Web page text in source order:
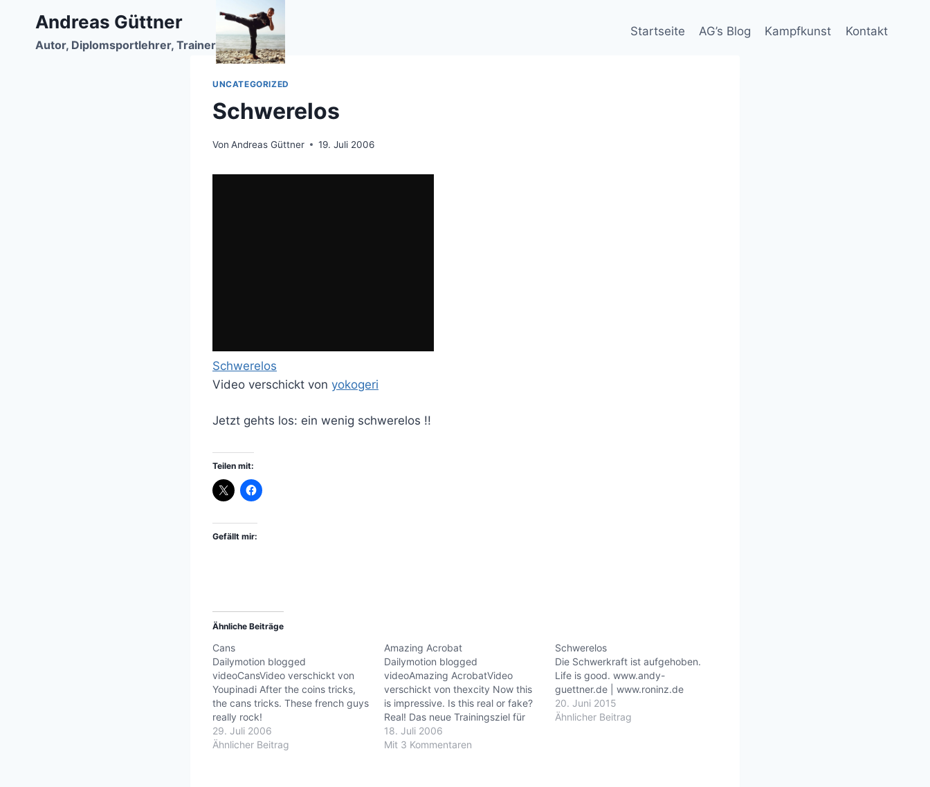
springen
Andreas Güttner
Autor, Diplomsportlehrer, Trainer
Startseite AG’s Blog Kampfkunst Kontakt
UNCATEGORIZED
Schwerelos
Von Andreas Güttner 19. Juli 2006
Schwerelos
Video verschickt von yokogeri
Jetzt gehts los: ein wenig schwerelos !!
Teilen mit:
Gefällt mir:
Ähnliche Beiträge
Cans
Dailymotion blogged
videoCansVideo verschickt von
Youpinadi After the coins tricks,
the cans tricks. These french guys
really rock!
29. Juli 2006
Ähnlicher Beitrag
Amazing Acrobat
Dailymotion blogged
videoAmazing AcrobatVideo
verschickt von thexcity Now this
is impressive. Is this real or fake?
Real! Das neue Trainingsziel für
den nächsten Sommer ;-)
18. Juli 2006
Mit 3 Kommentaren
Schwerelos
Die Schwerkraft ist aufgehoben.
Life is good. www.andy-
guettner.de | www.roninz.de
20. Juni 2015
Ähnlicher Beitrag